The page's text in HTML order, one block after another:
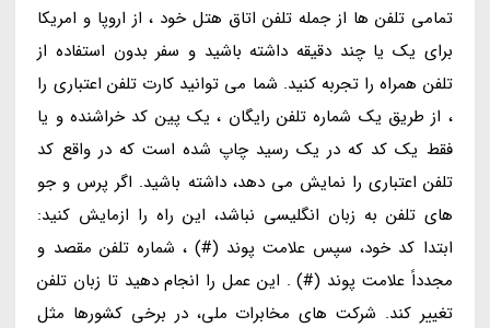
تمامی تلفن ها از جمله تلفن اتاق هتل خود ، از اروپا و امریکا
برای یک یا چند دقیقه داشته باشید و سفر بدون استفاده از
تلفن همراه را تجربه کنید. شما می توانید کارت تلفن اعتباری را
، از طریق یک شماره تلفن رایگان ، یک پین کد خراشنده و یا
فقط یک کد که در یک رسید چاپ شده است که در واقع کد
تلفن اعتباری را نمایش می دهد، داشته باشید. اگر پرس و جو
های تلفن به زبان انگلیسی نباشد، این راه را ازمایش کنید:
ابتدا کد خود، سپس علامت پوند (#) ، شماره تلفن مقصد و
مجدداً علامت پوند (#) . این عمل را انجام دهید تا زبان تلفن
تغییر کند. شرکت های مخابرات ملی، در برخی کشورها مثل